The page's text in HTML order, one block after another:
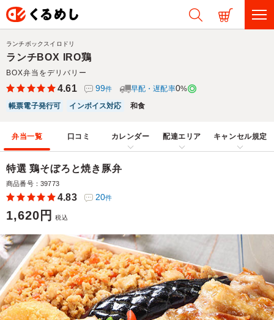
ランチBOX IRO鶏
BOX弁当をデリバリー
ランチボックスイロドリ
4.61 99件 早配・遅配率0%
帳票電子発行可
インボイス対応 和食
弁当一覧 口コミ カレンダー 配達エリア キャンセル規定
特選 鶏そぼろと焼き豚弁
商品番号：39773
4.83 20件
1,620円 税込